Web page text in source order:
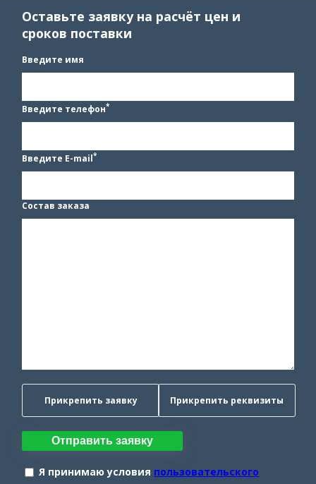
Оставьте заявку на расчёт цен и
сроков поставки
Введите имя
Введите телефон*
Введите E-mail*
Состав заказа
Прикрепить заявку Прикрепить реквизиты
Отправить заявку
Я принимаю условия пользовательского